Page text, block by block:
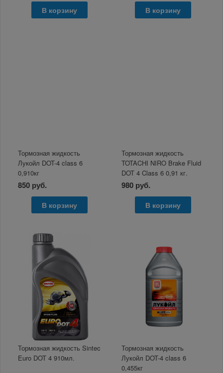
В корзину В корзину
Тормозная жидкость
Лукойл DOT-4 class 6
0,910кг
850 руб.
В корзину
Тормозная жидкость
TOTACHI NIRO Brake Fluid
DOT 4 Class 6 0,91 кг.
980 руб.
В корзину
Тормозная жидкость Sintec
Euro DOT 4 910мл.
Тормозная жидкость
Лукойл DOT-4 class 6
0,455кг